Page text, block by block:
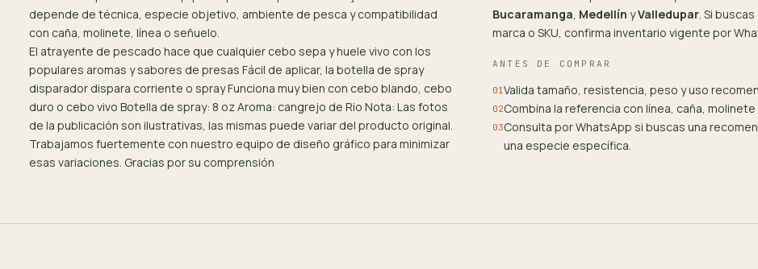
depende de técnica, especie objetivo, ambiente de pesca y compatibilidad
con caña, molinete, línea o señuelo.
El atrayente de pescado hace que cualquier cebo sepa y huele vivo con los
populares aromas y sabores de presas Fácil de aplicar, la botella de spray
disparador dispara corriente o spray Funciona muy bien con cebo blando, cebo
duro o cebo vivo Botella de spray: 8 oz Aroma: cangrejo de Rio Nota: Las fotos
de la publicación son ilustrativas, las mismas puede variar del producto original.
Trabajamos fuertemente con nuestro equipo de diseño gráfico para minimizar
esas variaciones. Gracias por su comprensión
Bucaramanga, Medellín yValledupar. Si
marca o SKU, confirma inventario vigente por
ANTES DE COMPRAR
01Valida tamaño, resistencia, peso y uso
02Combina la referencia con línea, caña,
03Consulta por WhatsApp si buscas una
una especie específica.